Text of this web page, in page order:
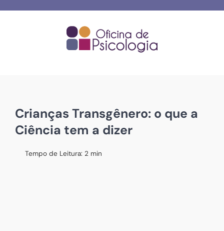
Crianças Transgênero: o que a
Ciência tem a dizer
Tempo de Leitura: 2 min